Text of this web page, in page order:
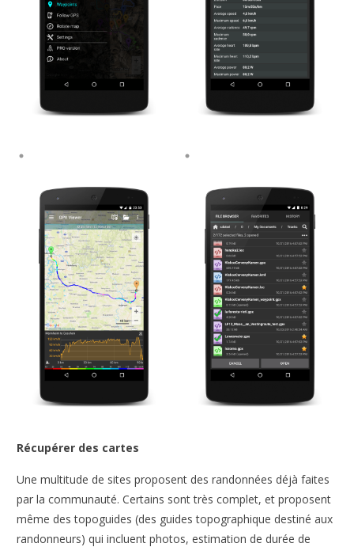
Récupérer des cartes
Une multitude de sites proposent des randonnées déjà faites
par la communauté. Certains sont très complet, et proposent
même des topoguides (des guides topographique destiné aux
randonneurs) qui incluent photos, estimation de durée de